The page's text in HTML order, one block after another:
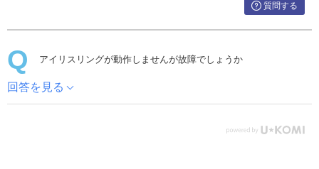
質問する
アイリスリングが動作しませんが故障でしょうか
回答を見る